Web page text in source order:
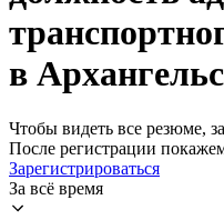
в
Чтобы видеть все резюме,
После регистрации
Зарегистрироваться
За всё время